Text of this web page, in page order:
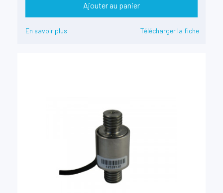
Ajouter au panier
En savoir plus Télécharger la fiche